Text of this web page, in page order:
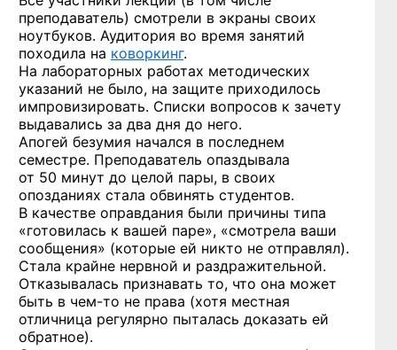
преподаватель) смотрели в экраны своих
ноутбуков. Аудитория во время занятий
походила на коворкинг.
На лабораторных работах методических
указаний не было, на защите приходилось
импровизировать. Списки вопросов к зачету
выдавались за два дня до него.
Апогей безумия начался в последнем
семестре. Преподаватель опаздывала
от 50 минут до целой пары, в своих
опозданиях стала обвинять студентов.
В качестве оправдания были причины типа
«готовилась к вашей паре», «смотрела ваши
сообщения» (которые ей никто не отправлял).
Стала крайне нервной и раздражительной.
Отказывалась признавать то, что она может
быть в чем-то не права (хотя местная
отличница регулярно пыталась доказать ей
обратное).